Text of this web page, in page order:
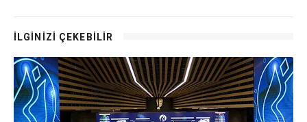
İLGİNİZİ ÇEKEBİLİR